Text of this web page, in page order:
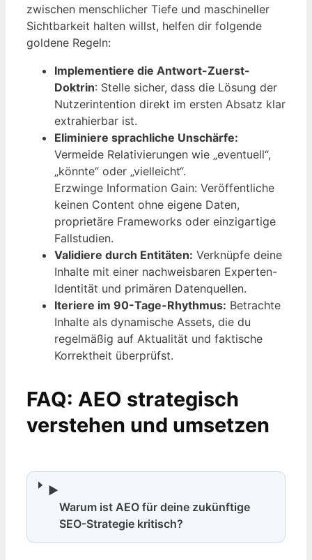
zwischen menschlicher Tiefe und maschineller
Sichtbarkeit halten willst, helfen dir folgende
goldene Regeln:
Implementiere die Antwort-Zuerst-
Doktrin: Stelle sicher, dass die Lösung der
Nutzerintention direkt im ersten Absatz klar
extrahierbar ist.
Eliminiere sprachliche Unschärfe:
Vermeide Relativierungen wie „eventuell“,
„könnte“ oder „vielleicht“.
Erzwinge Information Gain: Veröffentliche
keinen Content ohne eigene Daten,
proprietäre Frameworks oder einzigartige
Fallstudien.
Validiere durch Entitäten: Verknüpfe deine
Inhalte mit einer nachweisbaren Experten-
Identität und primären Datenquellen.
Iteriere im 90-Tage-Rhythmus: Betrachte
Inhalte als dynamische Assets, die du
regelmäßig auf Aktualität und faktische
Korrektheit überprüfst.
FAQ: AEO strategisch
verstehen und umsetzen
▶
Warum ist AEO für deine zukünftige
SEO-Strategie kritisch?